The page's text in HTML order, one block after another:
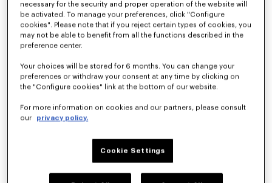
necessary for the security and proper operation of the website will
be activated. To manage your preferences, click "Configure
cookies". Please note that if you reject certain types of cookies, you
may not be able to benefit from all the functions described in the
preference center.
Your choices will be stored for 6 months. You can change your
preferences or withdraw your consent at any time by clicking on
the "Configure cookies" link at the bottom of our website.
For more information on cookies and our partners, please consult
our
privacy policy.
Cookie Settings